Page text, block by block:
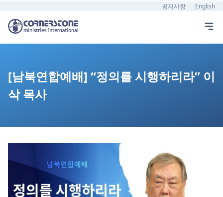
공지사항 English
[남북연합예배] “정의를 시행하리라” 이
삭 목사